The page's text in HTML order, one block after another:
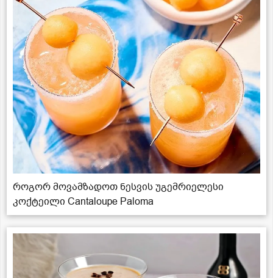
როგორ მოვამზადოთ ნესვის უგემრიელესი
კოქტეილი Cantaloupe Paloma